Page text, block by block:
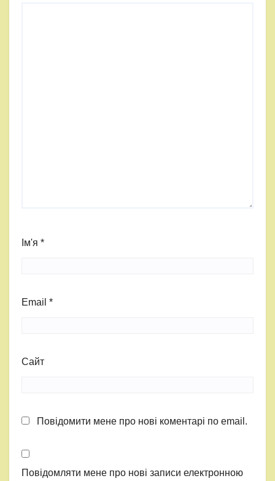
Ім'я *
Email *
Сайт
Повідомити мене про нові коментарі по email.
Повідомляти мене про нові записи електронною